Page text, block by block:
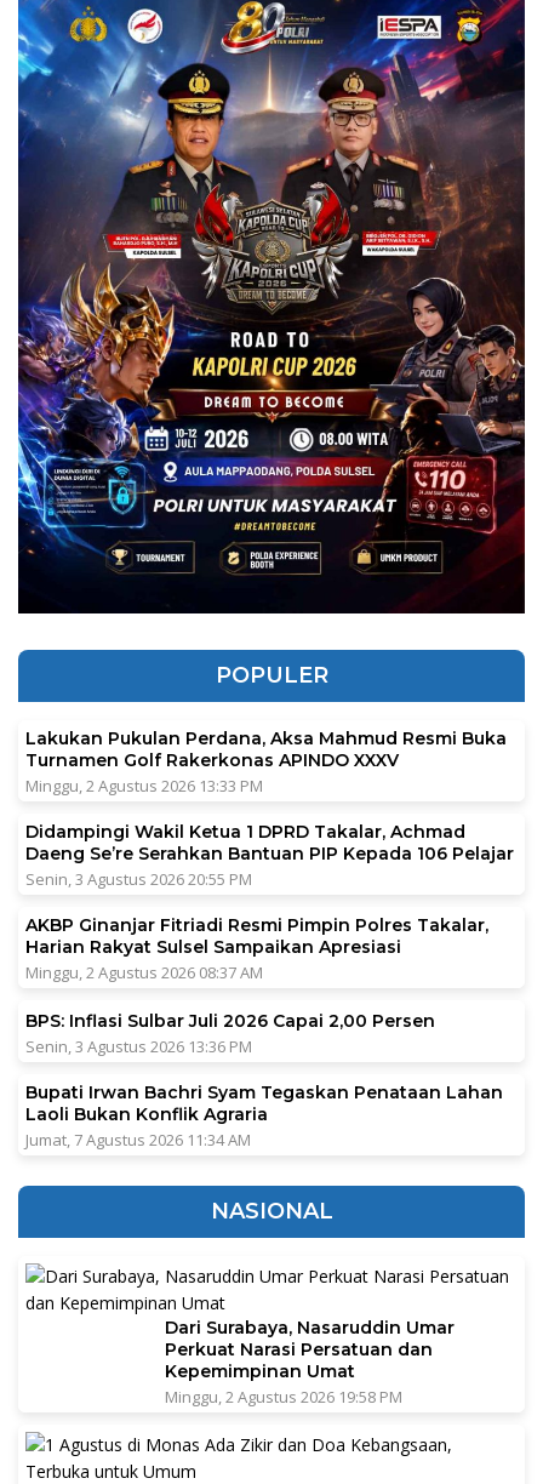
POPULER
Lakukan Pukulan Perdana, Aksa Mahmud Resmi Buka
Turnamen Golf Rakerkonas APINDO XXXV
Minggu, 2 Agustus 2026 13:33 PM
Didampingi Wakil Ketua 1 DPRD Takalar, Achmad
Daeng Se’re Serahkan Bantuan PIP Kepada 106 Pelajar
Senin, 3 Agustus 2026 20:55 PM
AKBP Ginanjar Fitriadi Resmi Pimpin Polres Takalar,
Harian Rakyat Sulsel Sampaikan Apresiasi
Minggu, 2 Agustus 2026 08:37 AM
BPS: Inflasi Sulbar Juli 2026 Capai 2,00 Persen
Senin, 3 Agustus 2026 13:36 PM
Bupati Irwan Bachri Syam Tegaskan Penataan Lahan
Laoli Bukan Konflik Agraria
Jumat, 7 Agustus 2026 11:34 AM
NASIONAL
Dari Surabaya, Nasaruddin Umar
Perkuat Narasi Persatuan dan
Kepemimpinan Umat
Minggu, 2 Agustus 2026 19:58 PM